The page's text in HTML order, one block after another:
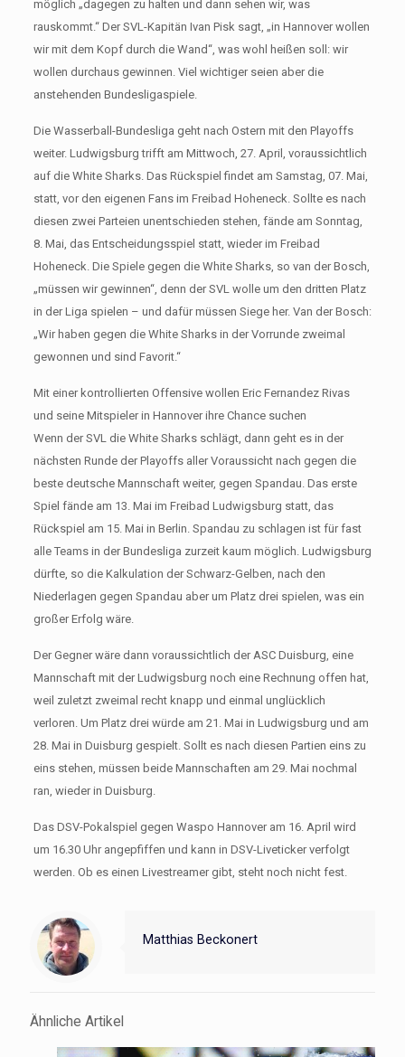
möglich „dagegen zu halten und dann sehen wir, was
rauskommt.“ Der SVL-Kapitän Ivan Pisk sagt, „in Hannover wollen
wir mit dem Kopf durch die Wand“, was wohl heißen soll: wir
wollen durchaus gewinnen. Viel wichtiger seien aber die
anstehenden Bundesligaspiele.
Die Wasserball-Bundesliga geht nach Ostern mit den Playoffs
weiter. Ludwigsburg trifft am Mittwoch, 27. April, voraussichtlich
auf die White Sharks. Das Rückspiel findet am Samstag, 07. Mai,
statt, vor den eigenen Fans im Freibad Hoheneck. Sollte es nach
diesen zwei Parteien unentschieden stehen, fände am Sonntag,
8. Mai, das Entscheidungsspiel statt, wieder im Freibad
Hoheneck. Die Spiele gegen die White Sharks, so van der Bosch,
„müssen wir gewinnen“, denn der SVL wolle um den dritten Platz
in der Liga spielen – und dafür müssen Siege her. Van der Bosch:
„Wir haben gegen die White Sharks in der Vorrunde zweimal
gewonnen und sind Favorit.“
Mit einer kontrollierten Offensive wollen Eric Fernandez Rivas
und seine Mitspieler in Hannover ihre Chance suchen
Wenn der SVL die White Sharks schlägt, dann geht es in der
nächsten Runde der Playoffs aller Voraussicht nach gegen die
beste deutsche Mannschaft weiter, gegen Spandau. Das erste
Spiel fände am 13. Mai im Freibad Ludwigsburg statt, das
Rückspiel am 15. Mai in Berlin. Spandau zu schlagen ist für fast
alle Teams in der Bundesliga zurzeit kaum möglich. Ludwigsburg
dürfte, so die Kalkulation der Schwarz-Gelben, nach den
Niederlagen gegen Spandau aber um Platz drei spielen, was ein
großer Erfolg wäre.
Der Gegner wäre dann voraussichtlich der ASC Duisburg, eine
Mannschaft mit der Ludwigsburg noch eine Rechnung offen hat,
weil zuletzt zweimal recht knapp und einmal unglücklich
verloren. Um Platz drei würde am 21. Mai in Ludwigsburg und am
28. Mai in Duisburg gespielt. Sollt es nach diesen Partien eins zu
eins stehen, müssen beide Mannschaften am 29. Mai nochmal
ran, wieder in Duisburg.
Das DSV-Pokalspiel gegen Waspo Hannover am 16. April wird
um 16.30 Uhr angepfiffen und kann in DSV-Liveticker verfolgt
werden. Ob es einen Livestreamer gibt, steht noch nicht fest.
Matthias Beckonert
Ähnliche Artikel